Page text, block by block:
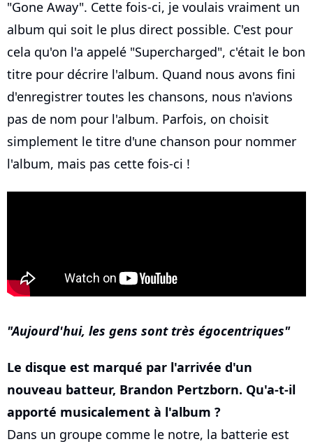
"Gone Away". Cette fois-ci, je voulais vraiment un
album qui soit le plus direct possible. C'est pour
cela qu'on l'a appelé "Supercharged", c'était le bon
titre pour décrire l'album. Quand nous avons fini
d'enregistrer toutes les chansons, nous n'avions
pas de nom pour l'album. Parfois, on choisit
simplement le titre d'une chanson pour nommer
l'album, mais pas cette fois-ci !
Aujourd'hui, les gens sont très égocentriques
Le disque est marqué par l'arrivée d'un
nouveau batteur, Brandon Pertzborn. Qu'a-t-il
apporté musicalement à l'album ?
Dans un groupe comme le notre, la batterie est